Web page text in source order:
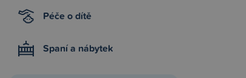
Péče o dítě
Spaní a nábytek